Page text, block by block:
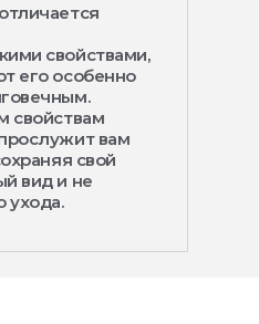
свойствами,
его особенно
свойствам
вам
свой
вид и не
ухода.